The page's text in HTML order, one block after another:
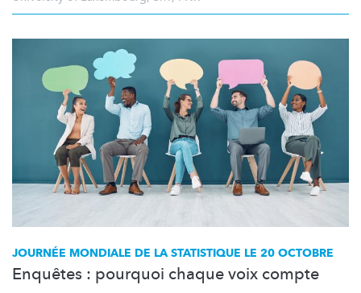
JOURNÉE MONDIALE DE LA STATISTIQUE LE 20 OCTOBRE
Enquêtes : pourquoi chaque voix compte